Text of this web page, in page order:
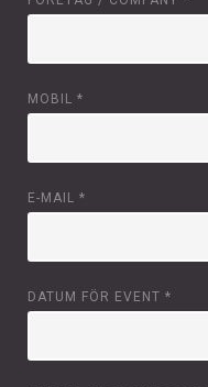
MOBIL *
E-MAIL *
DATUM FÖR EVENT *